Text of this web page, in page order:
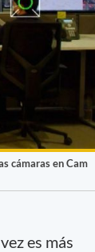
cámaras en Cam
es más